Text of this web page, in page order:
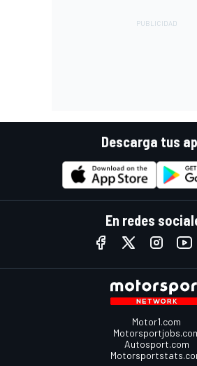
Descarga tus
En redes
Motor1.com
Autosport.com